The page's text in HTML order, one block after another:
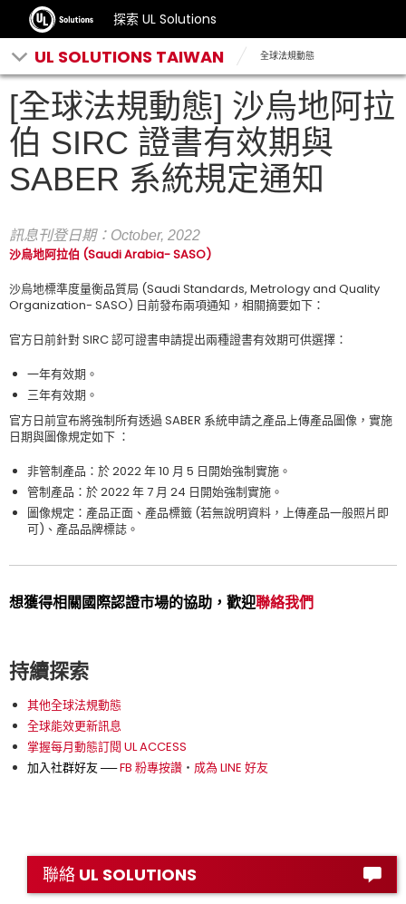
探索 UL Solutions
UL SOLUTIONS TAIWAN 全球法規動態
[全球法規動態] 沙烏地阿拉
伯 SIRC 證書有效期與
SABER 系統規定通知
訊息刊登日期：October, 2022
沙烏地阿拉伯 (Saudi Arabia- SASO)
沙烏地標準度量衡品質局 (Saudi Standards, Metrology and Quality
Organization- SASO) 日前發布兩項通知，相關摘要如下：
官方日前針對SIRC認可證書申請提出兩種證書有效期可供選擇：
一年有效期。
三年有效期。
官方日前宣布將強制所有透過 SABER 系統申請之產品上傳產品圖像，實施
日期與圖像規定如下 ：
非管制產品：於2022年10 月 5 日開始強制實施。
管制產品：於2022年7 月 24 日開始強制實施。
圖像規定：產品正面、產品標籤 (若無說明資料，上傳產品一般照片即
可) 、產品品牌標誌。
想獲得相關國際認證市場的協助，歡迎聯絡我們
持續探索
其他全球法規動態
全球能效更新訊息
掌握每月動態訂閱 UL ACCESS
加入社群好友 ──FB 粉專按讚 ‧ 成為 LINE 好友
聯絡 UL SOLUTIONS